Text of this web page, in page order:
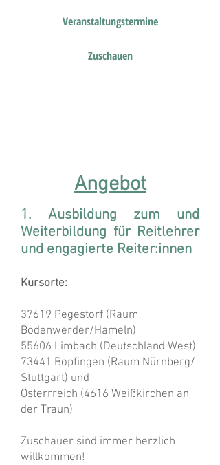
Veranstaltungstermine
Zuschauen
Angebot
1. Ausbildung zum und
Weiterbildung für Reitlehrer
und engagierte Reiter:innen
Kursorte:
37619 Pegestorf (Raum
Bodenwerder/Hameln)
55606 Limbach (Deutschland West)
73441 Bopfingen (Raum Nürnberg/
Stuttgart) und
Österrreich (4616 Weißkirchen an
der Traun)
Zuschauer sind immer herzlich
willkommen!